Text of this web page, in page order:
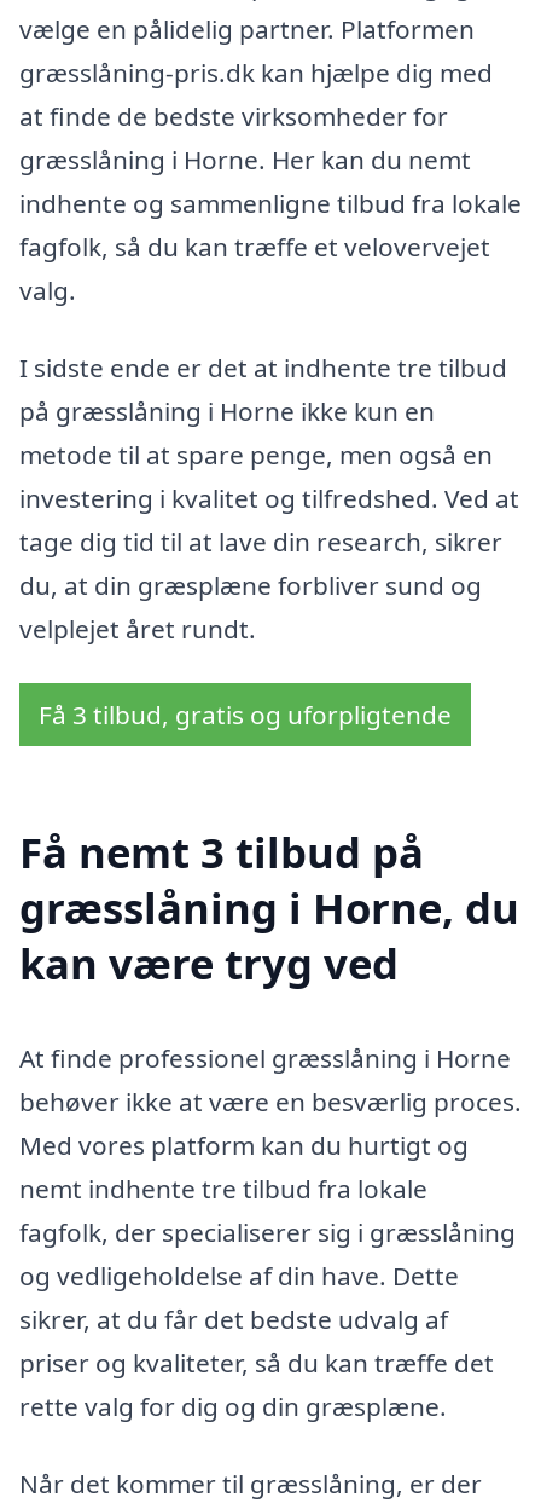
vælge en pålidelig partner. Platformen
græsslåning-pris.dk kan hjælpe dig med
at finde de bedste virksomheder for
græsslåning i Horne. Her kan du nemt
indhente og sammenligne tilbud fra lokale
fagfolk, så du kan træffe et velovervejet
valg.
I sidste ende er det at indhente tre tilbud
på græsslåning i Horne ikke kun en
metode til at spare penge, men også en
investering i kvalitet og tilfredshed. Ved at
tage dig tid til at lave din research, sikrer
du, at din græsplæne forbliver sund og
velplejet året rundt.
Få 3 tilbud, gratis og uforpligtende
Få nemt 3 tilbud på
græsslåning i Horne, du
kan være tryg ved
At finde professionel græsslåning i Horne
behøver ikke at være en besværlig proces.
Med vores platform kan du hurtigt og
nemt indhente tre tilbud fra lokale
fagfolk, der specialiserer sig i græsslåning
og vedligeholdelse af din have. Dette
sikrer, at du får det bedste udvalg af
priser og kvaliteter, så du kan træffe det
rette valg for dig og din græsplæne.
Når det kommer til græsslåning, er der